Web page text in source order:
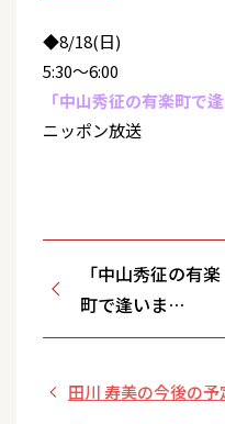
◆8/18(日)
5:30～6:00
「中山秀征の有楽町で
ニッポン放送
「中山秀征の有楽
町で逢いま
SHOW♪」再放送
田川 寿美の今後の予